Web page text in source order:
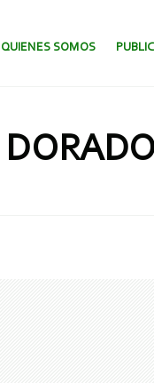
CONTENIDO.
QUIENES SOMOS
DORADO